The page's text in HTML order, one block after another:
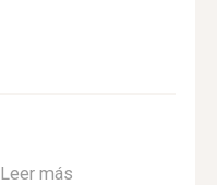
Leer más